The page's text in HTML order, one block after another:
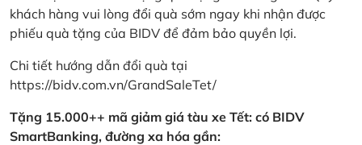
khách hàng vui lòng đổi quà sớm ngay khi nhận được
phiếu quà tặng của BIDV để đảm bảo quyền lợi.
Chi tiết hướng dẫn đổi quà tại
https://bidv.com.vn/GrandSaleTet/
Tặng 15.000++ mã giảm giá tàu xe Tết: có BIDV
SmartBanking, đường xa hóa gần: